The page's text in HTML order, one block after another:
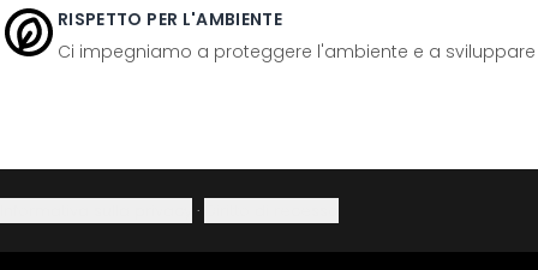
RISPETTO PER L'AMBIENTE
Ci impegniamo a proteggere l'ambiente e a
·